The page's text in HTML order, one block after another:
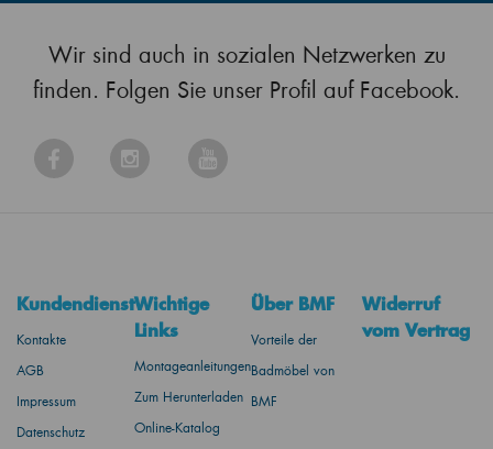
Wir sind auch in sozialen Netzwerken zu
finden. Folgen Sie unser Profil auf Facebook.
Kundendienst
Kontakte
AGB
Impressum
Datenschutz
Wichtige
Links
Montageanleitungen
Zum Herunterladen
Online-Katalog
Über BMF
Vorteile der
Badmöbel von
BMF
Widerruf
vom Vertrag